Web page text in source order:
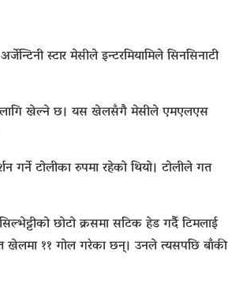
स्टार मेसीले इन्टरमियामिले सिनसिनाटी
लागि खेल्ने छ। यस खेलसँगै मेसीले एमएलएस
गर्ने टोलीका रुपमा रहेको थियो। टोलीले गत
छोटो क्रसमा सटिक हेड गर्दै टिमलाई
खेलमा ११ गोल गरेका छन्। उनले त्यसपछि बाँकी